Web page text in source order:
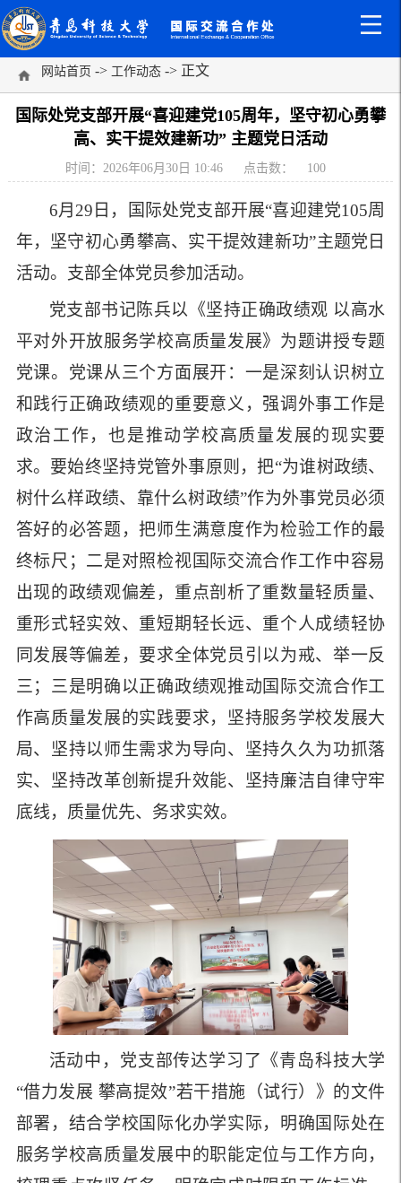
网站首页 -> 工作动态 -> 正文
国际处党支部开展“喜迎建党105周年，坚守初心勇攀
高、实干提效建新功” 主题党日活动
时间：2026年06月30日 10:46 点击数： 100
6月29日，国际处党支部开展“喜迎建党105周
年，坚守初心勇攀高、实干提效建新功”主题党日
活动。支部全体党员参加活动。
党支部书记陈兵以《坚持正确政绩观 以高水
平对外开放服务学校高质量发展》为题讲授专题
党课。党课从三个方面展开：一是深刻认识树立
和践行正确政绩观的重要意义，强调外事工作是
政治工作，也是推动学校高质量发展的现实要
求。要始终坚持党管外事原则，把“为谁树政绩、
树什么样政绩、靠什么树政绩”作为外事党员必须
答好的必答题，把师生满意度作为检验工作的最
终标尺；二是对照检视国际交流合作工作中容易
出现的政绩观偏差，重点剖析了重数量轻质量、
重形式轻实效、重短期轻长远、重个人成绩轻协
同发展等偏差，要求全体党员引以为戒、举一反
三；三是明确以正确政绩观推动国际交流合作工
作高质量发展的实践要求，坚持服务学校发展大
局、坚持以师生需求为导向、坚持久久为功抓落
实、坚持改革创新提升效能、坚持廉洁自律守牢
底线，质量优先、务求实效。
活动中，党支部传达学习了 《青岛科技大学
“借力发展 攀高提效”若干措施（试行）》 的文件
部署，结合学校国际化办学实际，明确国际处在
服务学校高质量发展中的职能定位与工作方向，